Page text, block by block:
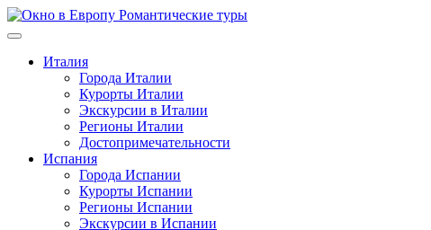
Перейти
к
Италия
Города Италии
Курорты Италии
Экскурсии в Италии
Регионы Италии
Достопримечательности
Испания
Города Испании
Курорты Испании
Регионы Испании
Экскурсии в Испании